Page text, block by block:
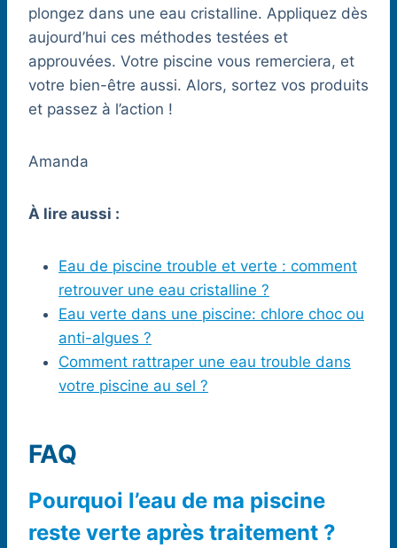
plongez dans une eau cristalline. Appliquez dès
aujourd’hui ces méthodes testées et
approuvées. Votre piscine vous remerciera, et
votre bien-être aussi. Alors, sortez vos produits
et passez à l’action !
Amanda
À lire aussi :
Eau de piscine trouble et verte : comment
retrouver une eau cristalline ?
Eau verte dans une piscine: chlore choc ou
anti-algues ?
Comment rattraper une eau trouble dans
votre piscine au sel ?
FAQ
Pourquoi l’eau de ma piscine
reste verte après traitement ?